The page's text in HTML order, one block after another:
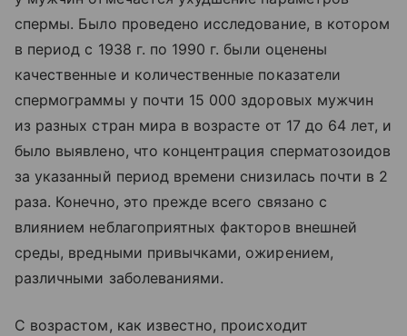
спермы. Было проведено исследование, в котором
в период с 1938 г. по 1990 г. были оценены
качественные и количественные показатели
спермограммы у почти 15 000 здоровых мужчин
из разных стран мира в возрасте от 17 до 64 лет, и
было выявлено, что концентрация сперматозоидов
за указанный период времени снизилась почти в 2
раза. Конечно, это прежде всего связано с
влиянием неблагоприятных факторов внешней
среды, вредными привычками, ожирением,
различными заболеваниями.
С возрастом, как известно, происходит